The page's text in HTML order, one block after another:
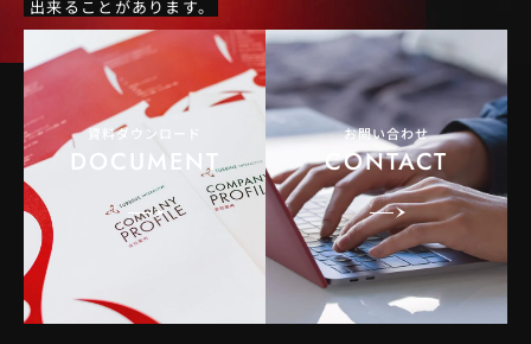
出来ることがあります。
資料ダウンロード
DOCUMENT
お問い合わせ
CONTACT